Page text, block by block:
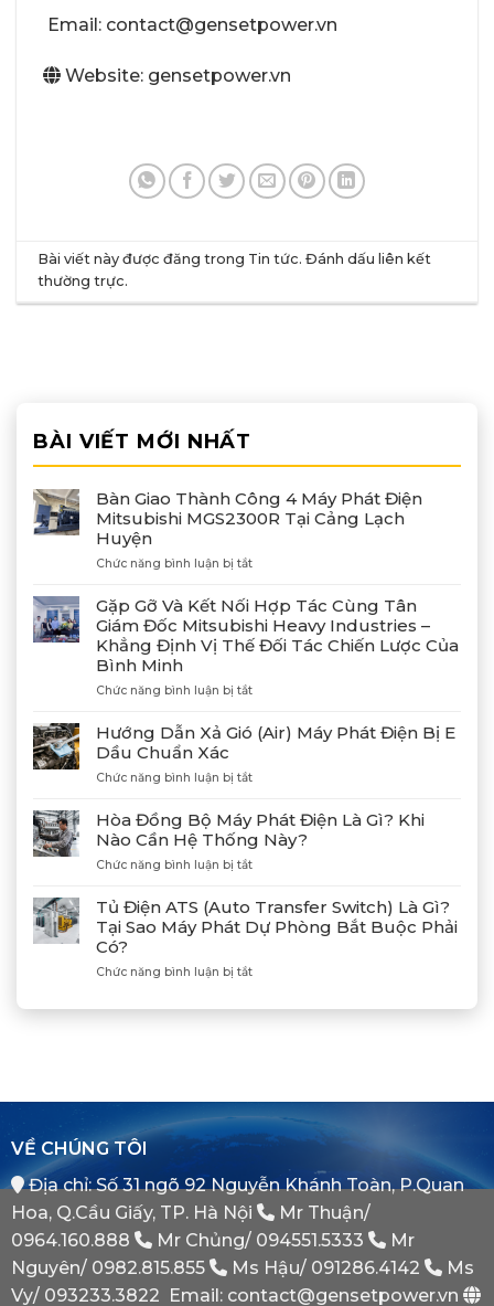
Email: contact@gensetpower.vn
Website: gensetpower.vn
Bài viết này được đăng trong Tin tức. Đánh dấu liên kết
thường trực.
BÀI VIẾT MỚI NHẤT
Bàn Giao Thành Công 4 Máy Phát Điện
Mitsubishi MGS2300R Tại Cảng Lạch
Huyện
Chức năng bình luận bị tắtở
Giao
Thành
Công
4
Phát
MGS2300R
Cảng
Gặp Gỡ Và Kết Nối Hợp Tác Cùng Tân
Giám Đốc Mitsubishi Heavy Industries –
Khẳng Định Vị Thế Đối Tác Chiến Lược Của
Bình Minh
Chức năng bình luận bị tắtở
Gỡ
Và
Nối
Tác
Cùng
Tân
Giám
Mitsubishi
Heavy
Industries
Khẳng
Vị
Của
Bình
Minh
Hướng Dẫn Xả Gió (Air) Máy Phát Điện Bị E
Dầu Chuẩn Xác
Chức năng bình luận bị tắtở
Dẫn
Xả
Gió
(Air)
Phát
Điện
Bị
Dầu
Xác
Hòa Đồng Bộ Máy Phát Điện Là Gì? Khi
Nào Cần Hệ Thống Này?
Chức năng bình luận bị tắtở
Đồng
Bộ
Máy
Điện
Tủ Điện ATS (Auto Transfer Switch) Là Gì?
Tại Sao Máy Phát Dự Phòng Bắt Buộc Phải
Có?
Chức năng bình luận bị tắtở
Điện
Tại
Sao
Phát
Dự
Phòng
Bắt
Phải
Có?
VỀ CHÚNG TÔI
Địa chỉ: Số 31 ngõ 92 Nguyễn Khánh Toàn, P.Quan
Hoa, Q.Cầu Giấy, TP. Hà Nội
Mr Thuận/
0964.160.888
Mr Chủng/ 094551.5333
Mr
Nguyên/ 0982.815.855 Ms Hậu/ 091286.4142
Ms
Vy/ 093233.3822 Email: contact@gensetpower.vn